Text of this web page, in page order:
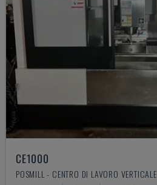
CE1000
POSMILL - CENTRO DI LAVORO VERTICALE